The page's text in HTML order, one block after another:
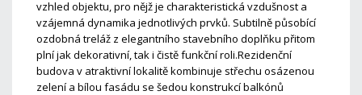
vzhled objektu, pro nějž je charakteristická vzdušnost a
vzájemná dynamika jednotlivých prvků. Subtilně působící
ozdobná treláž z elegantního stavebního doplňku přitom
plní jak dekorativní, tak i čistě funkční roli.Rezidenční
budova v atraktivní lokalitě kombinuje střechu osázenou
zelení a bílou fasádu se šedou konstrukcí balkónů